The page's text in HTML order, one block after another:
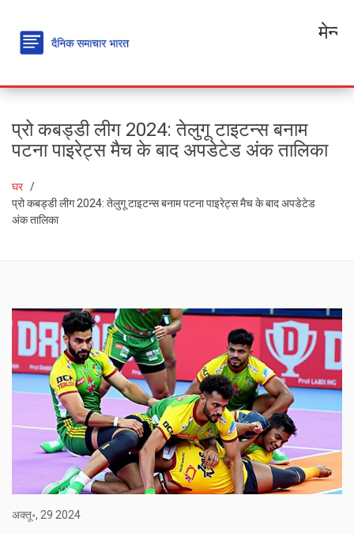
मेन्यू
प्रो कबड्डी लीग 2024: तेलुगू टाइटन्स बनाम
पटना पाइरेट्स मैच के बाद अपडेटेड अंक तालिका
घर
प्रो कबड्डी लीग 2024: तेलुगू टाइटन्स बनाम पटना पाइरेट्स मैच के बाद अपडेटेड
अंक तालिका
अक्तू॰, 29 2024